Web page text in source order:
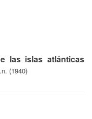
las islas atlánticas
(1940)